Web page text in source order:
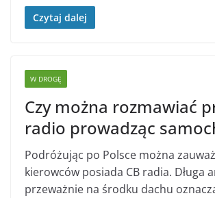
Czytaj dalej
W DROGĘ
Czy można rozmawiać
radio prowadząc
Podróżując po Polsce można
kierowców posiada CB radia. Długa
przeważnie na środku dachu